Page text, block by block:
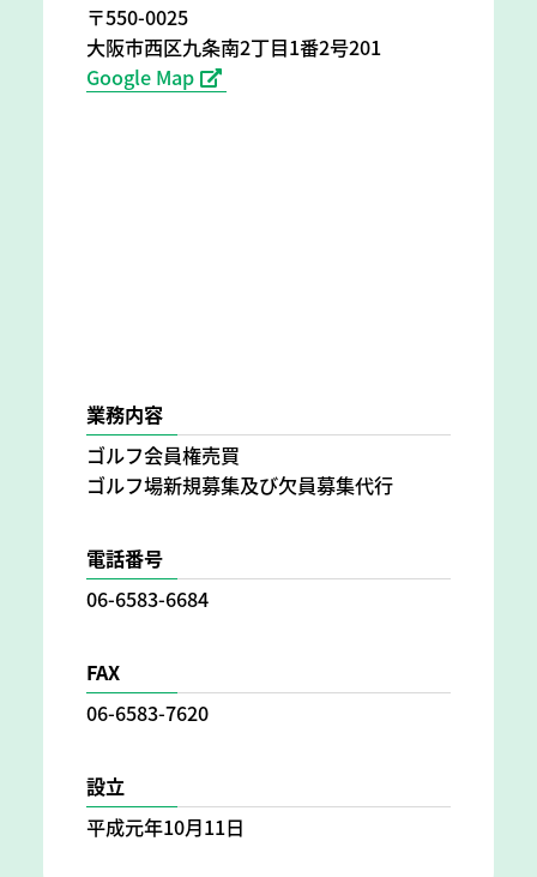
〒550-0025
大阪市西区九条南2丁目1番2号201
Google Map
業務内容
ゴルフ会員権売買
ゴルフ場新規募集及び欠員募集代行
電話番号
06-6583-6684
FAX
06-6583-7620
設立
平成元年10月11日